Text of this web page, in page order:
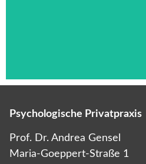
Das ist die
Lorem ipsum dolor sit
Psychologische Privatpraxis
Prof. Dr. Andrea Gensel
Maria-Goeppert-Straße 1